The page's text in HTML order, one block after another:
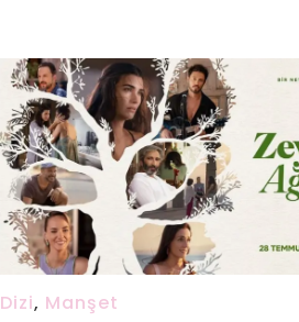
Dizi, Manşet